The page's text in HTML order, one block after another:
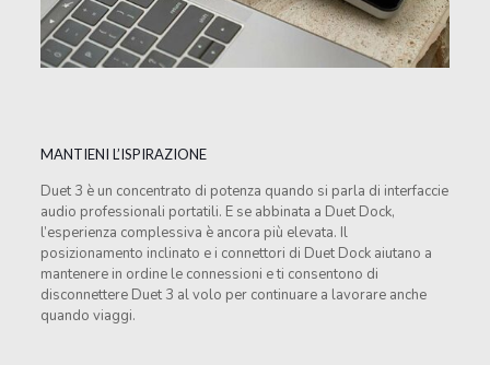
MANTIENI L’ISPIRAZIONE
Duet 3 è un concentrato di potenza quando si parla di interfaccie
audio professionali portatili. E se abbinata a Duet Dock,
l’esperienza complessiva è ancora più elevata. Il
posizionamento inclinato e i connettori di Duet Dock aiutano a
mantenere in ordine le connessioni e ti consentono di
disconnettere Duet 3 al volo per continuare a lavorare anche
quando viaggi.